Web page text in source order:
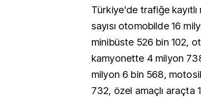
Türkiye'de trafiğe kayıtlı
sayısı otomobilde 16
minibüste 526 bin 102,
kamyonette 4 milyon
milyon 6 bin 568,
732, özel amaçlı araçta